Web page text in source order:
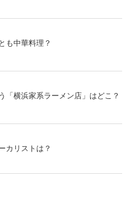
も中華料理？
「横浜家系ラーメン店」はどこ？
カリストは？